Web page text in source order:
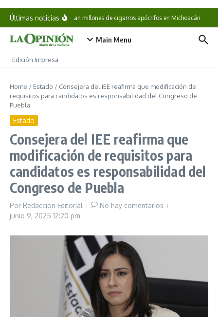
Saltar al contenido
Últimas noticiasAseguran millones de cigarros apócrifos en Michoacán
Main Menu
Edición Impresa
Home / Estado / Consejera del IEE reafirma que modificación de
requisitos para candidatos es responsabilidad del Congreso de
Puebla
Estado
Consejera del IEE reafirma que
modificación de requisitos para
candidatos es responsabilidad del
Congreso de Puebla
Por Redaccion Editorial
No hay comentarios
junio 9, 2025 12:20 pm